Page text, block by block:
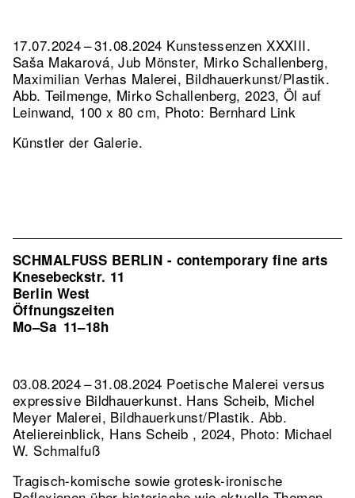
17.07.2024 – 31.08.2024 Kunstessenzen XXXIII.
Saša Makarová, Jub Mönster, Mirko Schallenberg,
Maximilian Verhas Malerei, Bildhauerkunst/Plastik.
Abb. Teilmenge, Mirko Schallenberg, 2023, Öl auf
Leinwand, 100 x 80 cm, Photo: Bernhard Link
Künstler der Galerie.
SCHMALFUSS BERLIN - contemporary fine arts
Knesebeckstr. 11
Berlin West
Öffnungszeiten
Mo–Sa 11–18h
03.08.2024 – 31.08.2024 Poetische Malerei versus
expressive Bildhauerkunst. Hans Scheib, Michel
Meyer Malerei, Bildhauerkunst/Plastik. Abb.
Ateliereinblick, Hans Scheib , 2024, Photo: Michael
W. Schmalfuß
Tragisch-komische sowie grotesk-ironische